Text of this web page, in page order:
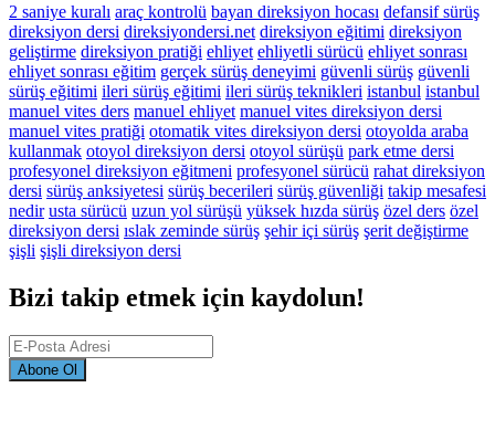
2 saniye kuralı araç kontrolü bayan direksiyon hocası defansif sürüş
direksiyon dersi direksiyondersi.net direksiyon eğitimi direksiyon
geliştirme direksiyon pratiği ehliyet ehliyetli sürücü ehliyet sonrası
ehliyet sonrası eğitim gerçek sürüş deneyimi güvenli sürüş güvenli
sürüş eğitimi ileri sürüş eğitimi ileri sürüş teknikleri istanbul istanbul
manuel vites ders manuel ehliyet manuel vites direksiyon dersi
manuel vites pratiği otomatik vites direksiyon dersi otoyolda araba
kullanmak otoyol direksiyon dersi otoyol sürüşü park etme dersi
profesyonel direksiyon eğitmeni profesyonel sürücü rahat direksiyon
dersi sürüş anksiyetesi sürüş becerileri sürüş güvenliği takip mesafesi
nedir usta sürücü uzun yol sürüşü yüksek hızda sürüş özel ders özel
direksiyon dersi ıslak zeminde sürüş şehir içi sürüş şerit değiştirme
şişli şişli direksiyon dersi
Bizi takip etmek için kaydolun!
Abone Ol